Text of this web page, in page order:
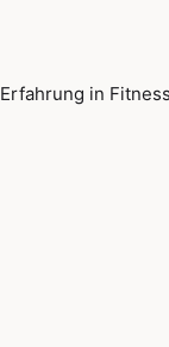
Erfahrung in Fitness